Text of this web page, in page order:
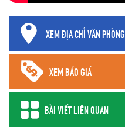
XEM ĐỊA CHỈ VĂN PHÒNG
XEM BÁO GIÁ
BÀI VIẾT LIÊN QUAN